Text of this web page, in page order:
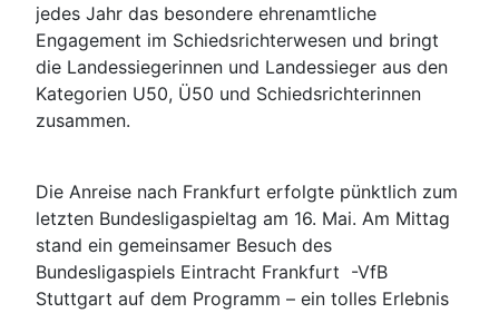
jedes Jahr das besondere ehrenamtliche
Engagement im Schiedsrichterwesen und bringt
die Landessiegerinnen und Landessieger aus den
Kategorien U50, Ü50 und Schiedsrichterinnen
zusammen.
Die Anreise nach Frankfurt erfolgte pünktlich zum
letzten Bundesligaspieltag am 16. Mai. Am Mittag
stand ein gemeinsamer Besuch des
Bundesligaspiels Eintracht Frankfurt -VfB
Stuttgart auf dem Programm – ein tolles Erlebnis